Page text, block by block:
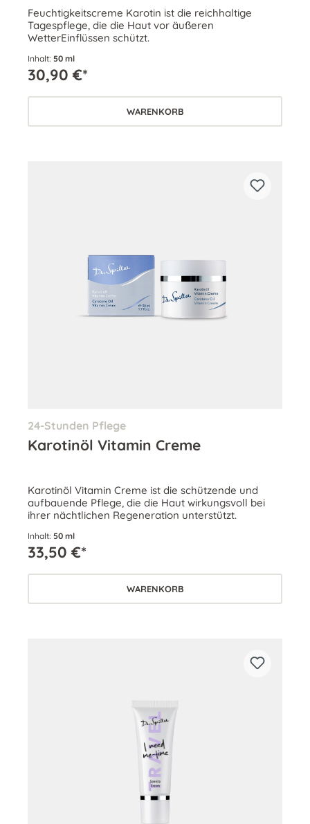
Feuchtigkeitscreme Karotin ist die reichhaltige
Tagespflege, die die Haut vor äußeren
WetterEinflüssen schützt.
Inhalt: 50 ml
30,90 €*
WARENKORB
24-Stunden Pflege
Karotinöl Vitamin Creme
Karotinöl Vitamin Creme ist die schützende und
aufbauende Pflege, die die Haut wirkungsvoll bei
ihrer nächtlichen Regeneration unterstützt.
Inhalt: 50 ml
33,50 €*
WARENKORB